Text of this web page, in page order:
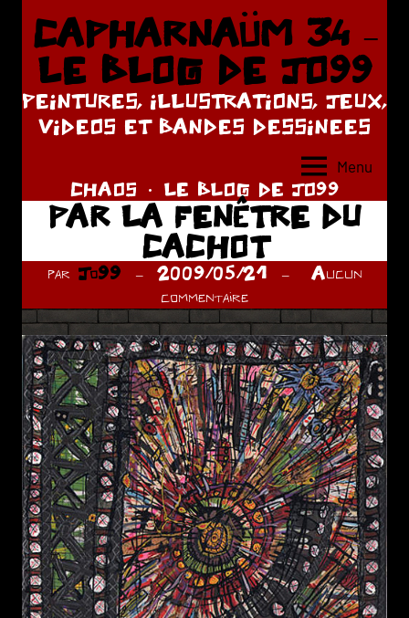
Aller
contenu
CAPHARNAÜM 34 –
LE BLOG DE JO99
PEINTURES, ILLUSTRATIONS, JEUX,
VIDEOS ET BANDES DESSINEES
Menu
CHAOS LE BLOG DE JO99
PAR LA FENÊTRE DU
CACHOT
par Jo99 2009/05/21
Aucun
commentaire